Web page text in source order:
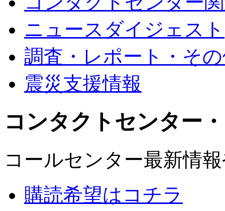
ニュースダイジェスト
調査・レポート・そ
震災支援情報
コンタクトセンター
コールセンター最新情
購読希望はコチラ